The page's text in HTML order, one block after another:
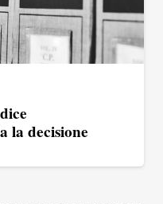
la decisione